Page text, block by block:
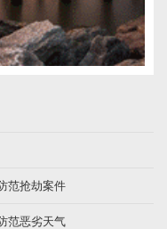
范抢劫案件
范恶劣天气